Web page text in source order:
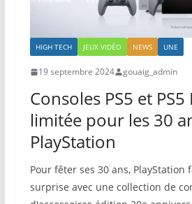
HIGH TECH JEUX VIDÉO NEWS UNE
19 septembre 2024 gouaig_admin
Consoles PS5 et
limitée pour les 30
PlayStation
Pour fêter ses 30 ans, PlayStation
surprise avec une collection de